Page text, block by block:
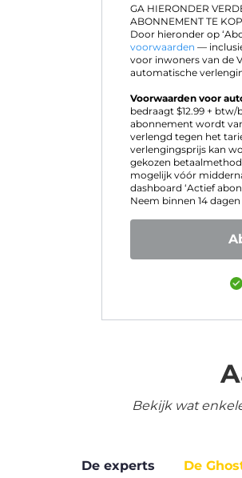
GA HIERONDER
ABONNEMENT TE
Door hieronder op
voorwaarden —
voor inwoners van de
automatische
Voorwaarden voor
bedraagt $12.99 + btw/
abonnement wordt
verlengd tegen het
verlengingsprijs kan
gekozen
mogelijk vóór
dashboard ‘Actief
Neem binnen 14
Bekijk wat
De experts De